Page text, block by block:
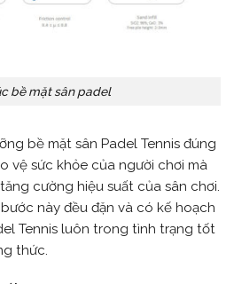
bề mặt sân padel
bề mặt sân Padel Tennis đúng
vệ sức khỏe của người chơi mà
cường hiệu suất của sân chơi.
này đều đặn và có kế hoạch
Tennis luôn trong tình trạng tốt
thức.